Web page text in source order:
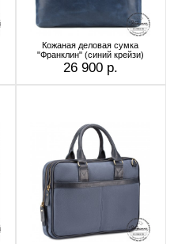
Кожаная деловая сумка
"Франклин" (синий крейзи)
26 900 р.